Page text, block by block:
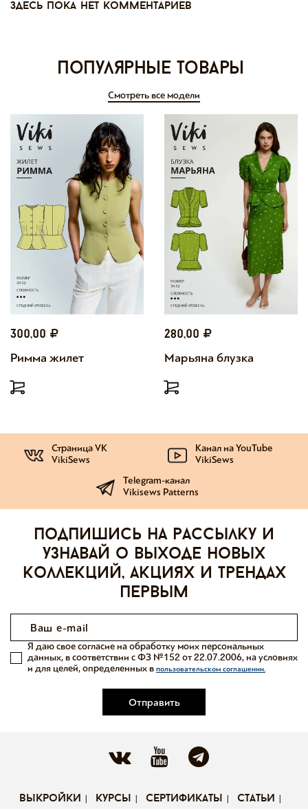
Здесь пока нет комментариев
Популярные товары
Смотреть все модели
300,00
Римма жилет
280,00
Марьяна блузка
Страница VK
VikiSews
Канал на YouTube
VikiSews
Telegram-канал
Vikisews Patterns
Подпишись на рассылку и
узнавай о выходе новых
коллекций, акциях и трендах
первым
Отправить
Я даю свое согласие на обработку моих персональных
данных, в соответствии с ФЗ №152 от 22.07.2006, на условиях
и для целей, определенных в пользовательском соглашении.
выкройки курсы сертификаты статьи